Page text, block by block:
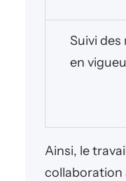
Suivi des
en
Ainsi, le
collaboration